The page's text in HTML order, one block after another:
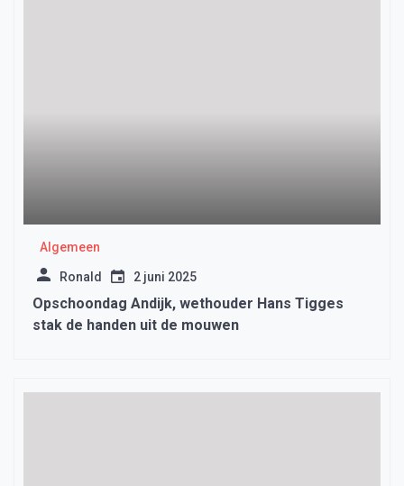
Algemeen
Ronald 2 juni 2025
Opschoondag Andijk, wethouder Hans Tigges
stak de handen uit de mouwen